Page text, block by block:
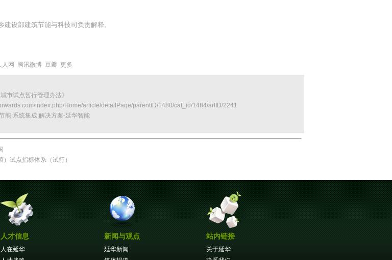
设部建筑节能与科技司负责解释。
人网 腾讯微博 豆瓣 更多
市试点暂行管理办法》
index.php/Home/article/detailPage/parentID/1480/cat_id/1484/artID/2241
能|系统集成|解决方案-延华智能
）试点指标体系（试行）
人才信息
人在延华
新闻与观点
延华新闻
站内链接
关于延华